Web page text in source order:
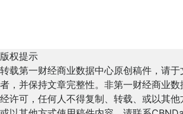
版权提示
转载第一财经商业数据中心原创稿件，请
者，并保持文章完整性。非第一财经商业
经许可，任何人不得复制、转载、或以其